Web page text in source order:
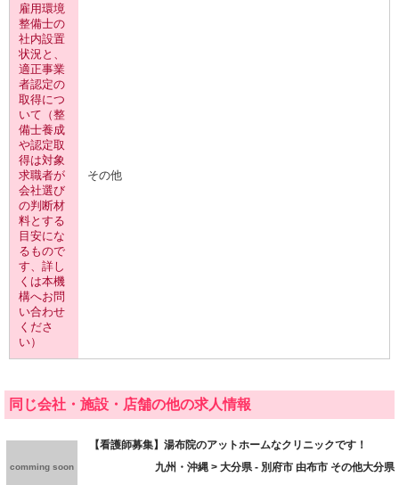
雇用環境
整備士の
社内設置
状況と、
適正事業
者認定の
取得につ
いて（整
備士養成
や認定取
得は対象
求職者が
会社選び
の判断材
料とする
目安にな
るもので
す、詳し
くは本機
構へお問
い合わせ
くださ
い）
その他
同じ会社・施設・店舗の他の求人情報
comming soon
【看護師募集】湯布院のアットホームなクリニックです！
九州・沖縄 > 大分県 - 別府市 由布市 その他大分県